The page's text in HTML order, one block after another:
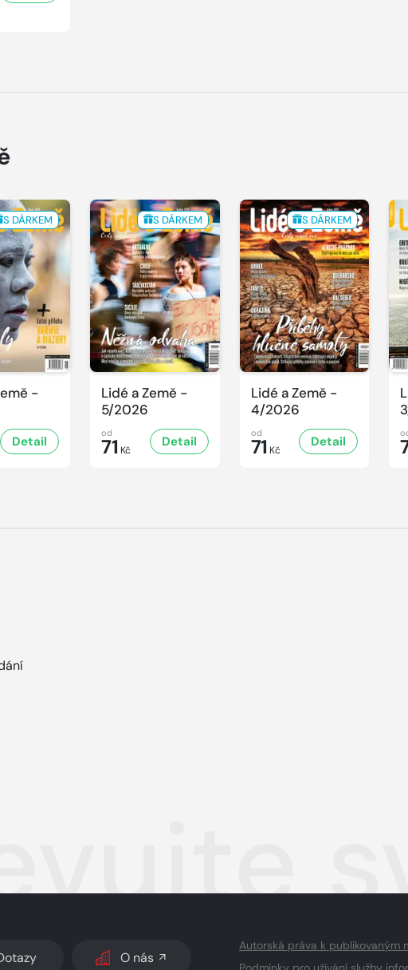
S DÁRKEM
-
Detail
S DÁRKEM
Lidé a Země -
5/2026
od
71 Kč
Detail
S DÁRKEM
Lidé a Země -
4/2026
od
71 Kč
Detail
O nás
Autorská práva k publikovaným